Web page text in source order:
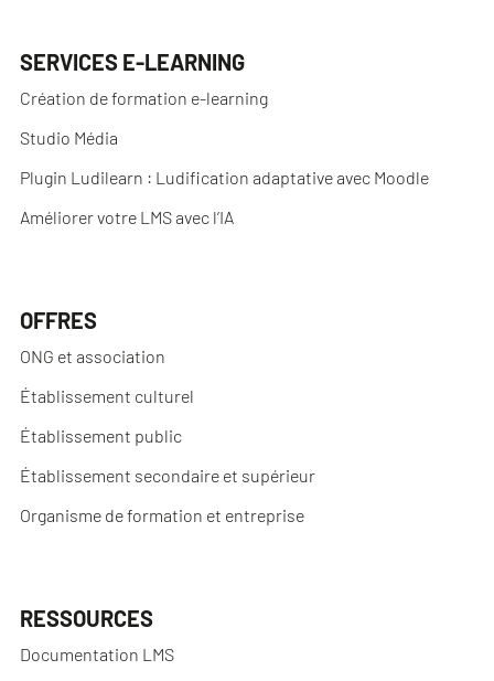
SERVICES E-LEARNING
Création de formation e-learning
Studio Média
Plugin Ludilearn : Ludification adaptative avec Moodle
Améliorer votre LMS avec l’IA
OFFRES
ONG et association
Établissement culturel
Établissement public
Établissement secondaire et supérieur
Organisme de formation et entreprise
RESSOURCES
Documentation LMS